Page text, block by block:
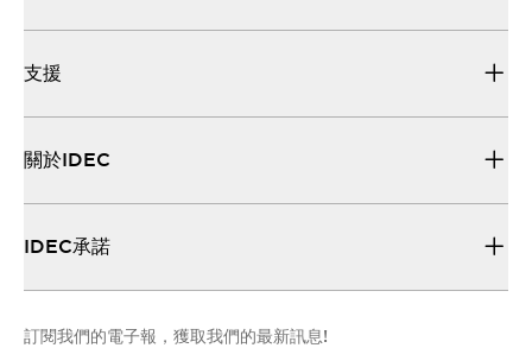
支援
關於IDEC
IDEC承諾
訂閱我們的電子報，獲取我們的最新訊息!